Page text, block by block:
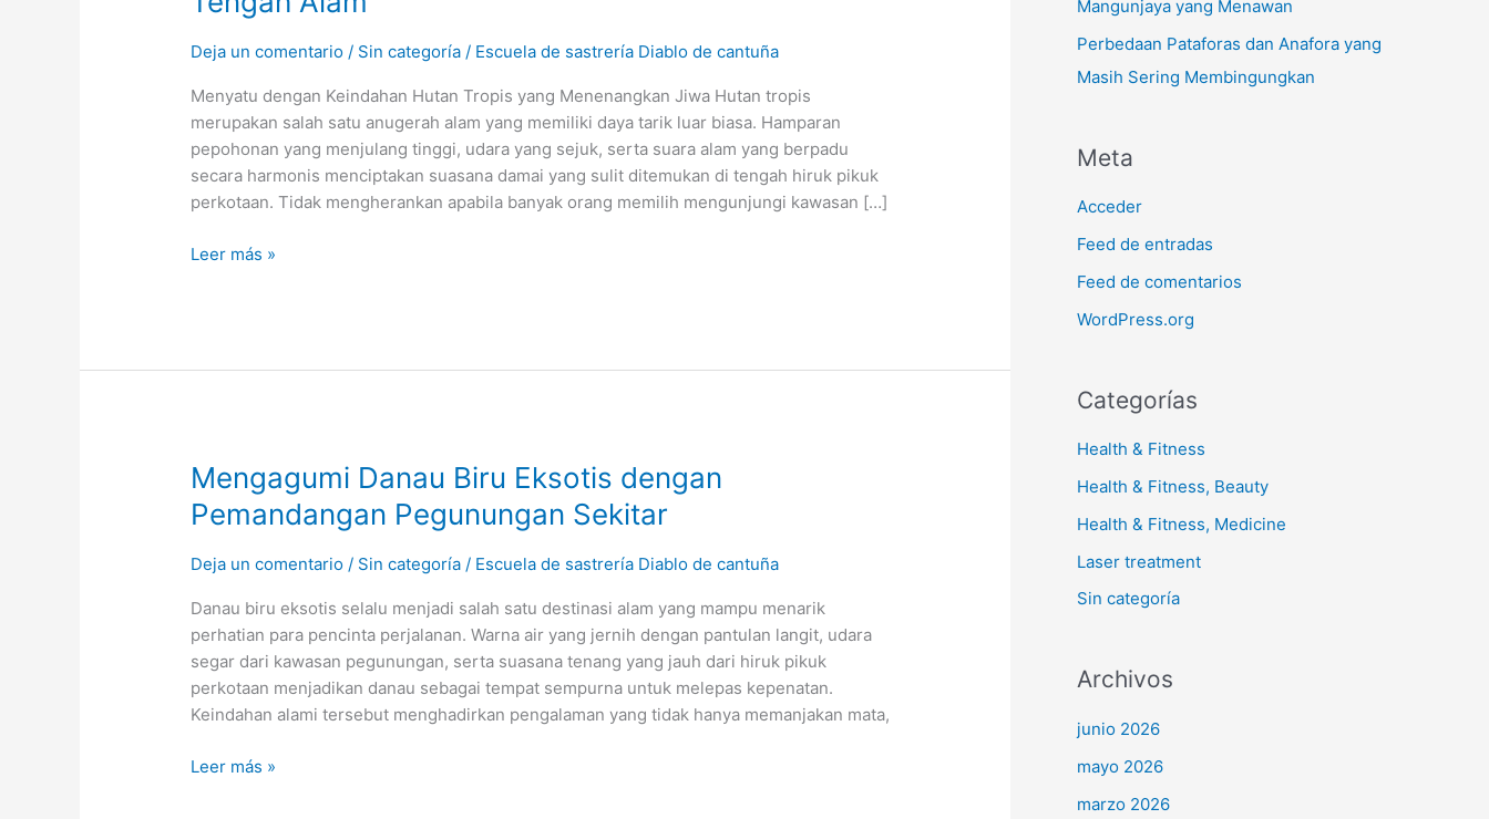
Deja un comentario / Sin categoría / Escuela de sastrería Diablo de cantuña
Menyatu dengan Keindahan Hutan Tropis yang Menenangkan Jiwa Hutan tropis
merupakan salah satu anugerah alam yang memiliki daya tarik luar biasa. Hamparan
pepohonan yang menjulang tinggi, udara yang sejuk, serta suara alam yang berpadu
secara harmonis menciptakan suasana damai yang sulit ditemukan di tengah hiruk pikuk
perkotaan. Tidak mengherankan apabila banyak orang memilih mengunjungi kawasan […]
Tropis
Suasana
Damai
di
Tengah
Alam
Leer más »
Mengagumi Danau Biru Eksotis dengan
Pemandangan Pegunungan Sekitar
Deja un comentario / Sin categoría / Escuela de sastrería Diablo de cantuña
Danau biru eksotis selalu menjadi salah satu destinasi alam yang mampu menarik
perhatian para pencinta perjalanan. Warna air yang jernih dengan pantulan langit, udara
segar dari kawasan pegunungan, serta suasana tenang yang jauh dari hiruk pikuk
perkotaan menjadikan danau sebagai tempat sempurna untuk melepas kepenatan.
Keindahan alami tersebut menghadirkan pengalaman yang tidak hanya memanjakan mata,
Mengagumi
Biru
dengan
Pemandangan
Pegunungan
Sekitar
Leer más »
Mangunjaya yang Menawan
Perbedaan Pataforas dan Anafora yang
Masih Sering Membingungkan
Meta
Acceder
Feed de entradas
Feed de comentarios
WordPress.org
Categorías
Health & Fitness
Health & Fitness, Beauty
Health & Fitness, Medicine
Laser treatment
Sin categoría
Archivos
junio 2026
mayo 2026
marzo 2026